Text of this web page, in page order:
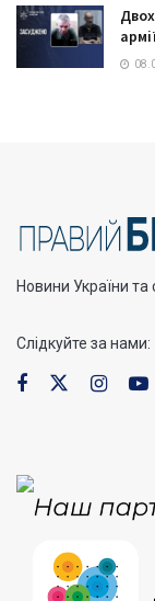
Новини України та
Слідкуйте за нами: